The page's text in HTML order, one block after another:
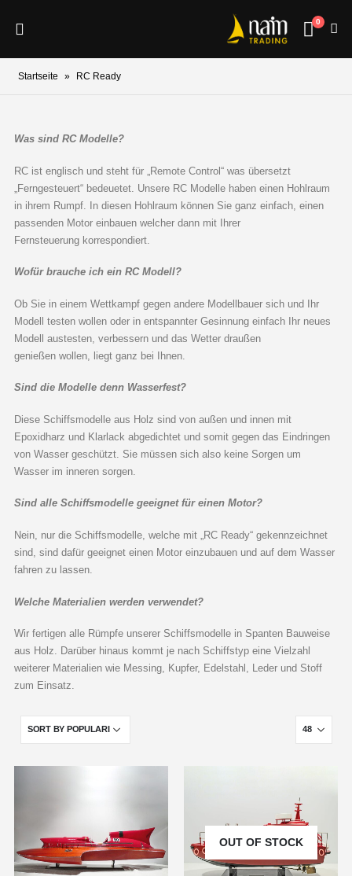
0
Startseite » RC Ready
Was sind RC Modelle?
RC ist englisch und steht für „Remote Control“ was übersetzt
„Ferngesteuert“ bedeuetet. Unsere RC Modelle haben einen Hohlraum
in ihrem Rumpf. In diesen Hohlraum können Sie ganz einfach, einen
passenden Motor einbauen welcher dann mit Ihrer
Fernsteuerung korrespondiert.
Wofür brauche ich ein RC Modell?
Ob Sie in einem Wettkampf gegen andere Modellbauer sich und Ihr
Modell testen wollen oder in entspannter Gesinnung einfach Ihr neues
Modell austesten, verbessern und das Wetter draußen
genießen wollen, liegt ganz bei Ihnen.
Sind die Modelle denn Wasserfest?
Diese Schiffsmodelle aus Holz sind von außen und innen mit
Epoxidharz und Klarlack abgedichtet und somit gegen das Eindringen
von Wasser geschützt. Sie müssen sich also keine Sorgen um
Wasser im inneren sorgen.
Sind alle Schiffsmodelle geeignet für einen Motor?
Nein, nur die Schiffsmodelle, welche mit „RC Ready“ gekennzeichnet
sind, sind dafür geeignet einen Motor einzubauen und auf dem Wasser
fahren zu lassen.
Welche Materialien werden verwendet?
Wir fertigen alle Rümpfe unserer Schiffsmodelle in Spanten Bauweise
aus Holz. Darüber hinaus kommt je nach Schiffstyp eine Vielzahl
weiterer Materialien wie Messing, Kupfer, Edelstahl, Leder und Stoff
zum Einsatz.
OUT OF STOCK